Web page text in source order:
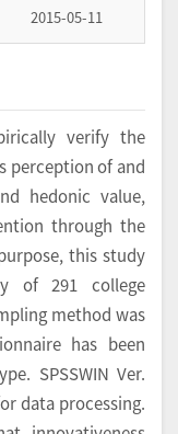
2015-05-11
verify the
perception of and
hedonic value,
through the
this study
of 291 college
method was
has been
SPSSWIN Ver.
data processing.